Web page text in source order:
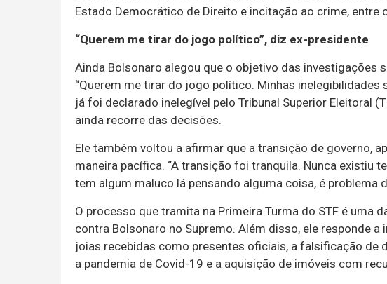
Estado Democrático de Direito e incitação ao crime, entre
“Querem me tirar do jogo político”, diz ex-presidente
Ainda Bolsonaro alegou que o objetivo das investigações
“Querem me tirar do jogo político. Minhas inelegibilidades
já foi declarado inelegível pelo Tribunal Superior Eleitoral
ainda recorre das decisões.
Ele também voltou a afirmar que a transição de governo,
maneira pacífica. “A transição foi tranquila. Nunca existiu
tem algum maluco lá pensando alguma coisa, é problema
O processo que tramita na Primeira Turma do STF é uma
contra Bolsonaro no Supremo. Além disso, ele responde
joias recebidas como presentes oficiais, a falsificação de
a pandemia de Covid-19 e a aquisição de imóveis com